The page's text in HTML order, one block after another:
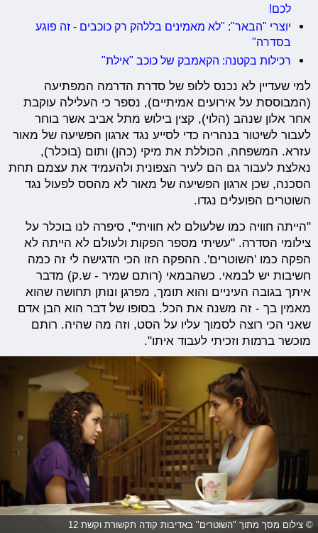
לכם!
יוצרי "הבאר": "לא מאמינים בללהק רק כוכבים - זה פוגע
בסדרה"
רכילות בקטנה: הקאמבק של כוכב "אילת"
למי שעדיין לא נכנס ללופ של סדרת הדרמה המפתיעה
(המבוססת על אירועים אמיתיים), נספר כי העלילה עוקבת
אחר אלון שנהב (הלוי), קצין בילוש מתל אביב אשר בוחר
לעבור לשיטור בנהריה כדי לסייע נגד ארגון הפשיעה של מאור
עזרא. המשפחה, הכוללת את מיקי (כהן) ותום (בוכלר),
נאלצת לעבור גם הם לעיר הצפונית ולהעמיד את עצמם תחת
הסכנה, שכן ארגון הפשיעה של מאור לא מהסס לפעול נגד
השוטרים הפועלים נגדו.
"הייתה חוויה כמו שלעולם לא חוויתי", סיפרה לנו בוכלר על
צילומי הסדרה. "עשיתי מספר הפקות ולעולם לא הייתה לא
הפקה כמו 'השוטרים'. ההפקה הזו הכי הדגישה לי זה כמה
חשיבות יש לבמאי. כשהבמאי (רותם שמיר - ש.ק) מדבר
איתך בגובה העיניים והוא תומך, מפרגן ונותן תחושה שהוא
מאמין בך - זה משנה את הכל. בסופו של דבר הוא הבן אדם
שאני הכי רוצה לסמוך עליו על הסט, וזה מה שהיה. רותם
מוכשר ברמות וזכיתי לעבוד איתו".
© צילום מסך מתוך "השוטרים" באדיבות קודה תקשורת וקשת 12